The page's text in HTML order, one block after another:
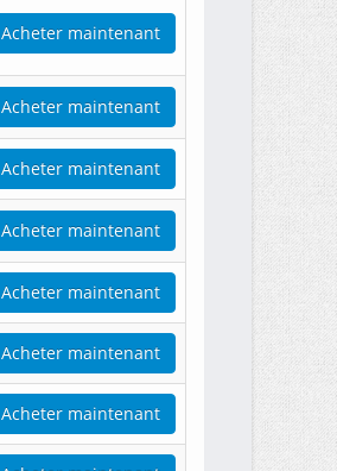
Acheter maintenant
Acheter maintenant
Acheter maintenant
Acheter maintenant
Acheter maintenant
Acheter maintenant
Acheter maintenant